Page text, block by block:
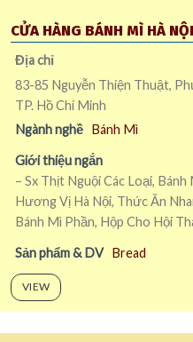
CỬA HÀNG BÁNH MÌ HÀ NỘI
Địa chỉ
83-85 Nguyễn Thiện Thuật,
TP. Hồ Chí Minh
Ngành nghề Bánh Mì
Giới thiệu ngắn
– Sx Thịt Nguội Các Loại,
Hương Vị Hà Nội, Thức Ăn
Bánh Mì Phần, Hộp Cho Hội
Sản phẩm & DV Bread
VIEW